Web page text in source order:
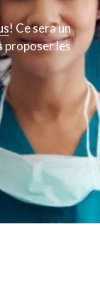
! Ce sera un
proposer les